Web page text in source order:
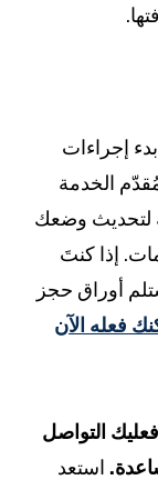
إجراءات
الخدمة
لتحديث وضعك
إذا كنتَ
أوراق حجز
فعله الآن
التواصل
استعد